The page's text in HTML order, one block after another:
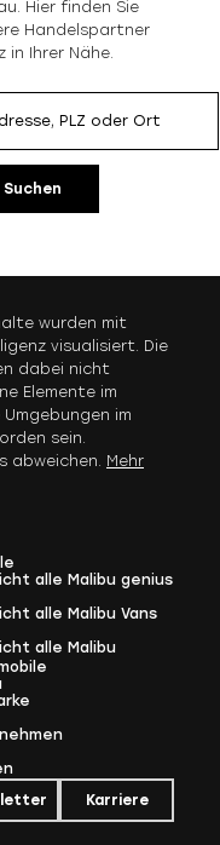
Hier finden Sie
Handelspartner
in Ihrer Nähe.
Suchen
wurden mit
visualisiert. Die
dabei nicht
Elemente im
Umgebungen im
sein.
abweichen. Mehr
alle Malibu genius
alle Malibu Vans
alle Malibu
Karriere